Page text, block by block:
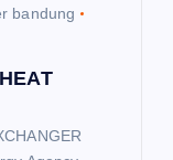
bandung